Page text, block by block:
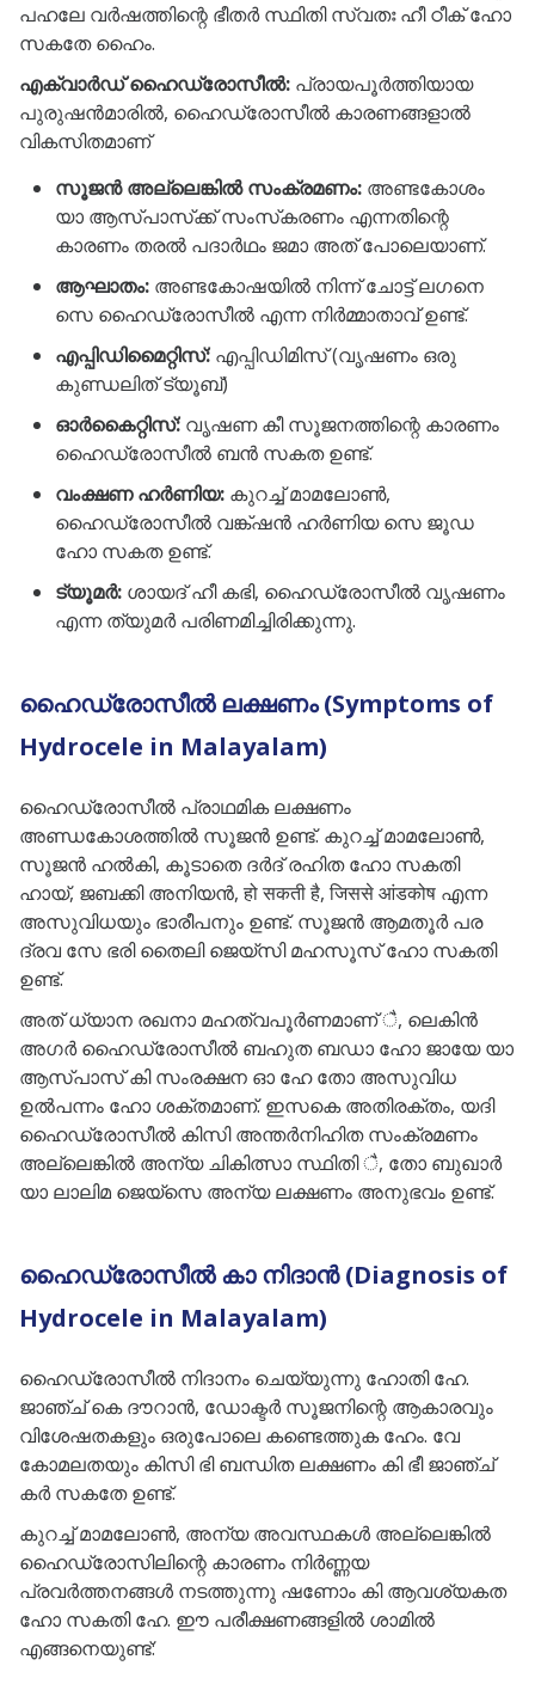
പഹലേ വർഷത്തിന്റെ ഭീതർ സ്ഥിതി സ്വതഃ ഹീ ഠീക് ഹോ
സകതേ ഹൈം.
എക്വാർഡ് ഹൈഡ്രോസീൽ: പ്രായപൂർത്തിയായ
പുരുഷൻമാരിൽ, ഹൈഡ്രോസീൽ കാരണങ്ങളാൽ
വികസിതമാണ്
സൂജൻ അല്ലെങ്കിൽ സംക്രമണം: അണ്ടകോശം
യാ ആസ്‌പാസ്‌ക്ക് സംസ്‌കരണം എന്നതിന്റെ
കാരണം തരൽ പദാർഥം ജമാ അത് പോലെയാണ്.
ആഘാതം: അണ്ടകോഷയിൽ നിന്ന് ചോട്ട് ലഗനെ
സെ ഹൈഡ്രോസീൽ എന്ന നിർമ്മാതാവ് ഉണ്ട്.
എപ്പിഡിമൈറ്റിസ്: എപ്പിഡിമിസ് (വൃഷണം ഒരു
കുണ്ഡലിത് ട്യൂബ്)
ഓർകൈറ്റിസ്: വൃഷണ കീ സൂജനത്തിന്റെ കാരണം
ഹൈഡ്രോസീൽ ബൻ സകത ഉണ്ട്.
വംക്ഷണ ഹർണിയ: കുറച്ച് മാമലോൺ,
ഹൈഡ്രോസീൽ വങ്ക്ഷൻ ഹർണിയ സെ ജൂഡ
ഹോ സകത ഉണ്ട്.
ട്യൂമർ: ശായദ് ഹീ കഭി, ഹൈഡ്രോസീൽ വൃഷണം
എന്ന ത്യുമർ പരിണമിച്ചിരിക്കുന്നു.
ഹൈഡ്രോസീൽ ലക്ഷണം (Symptoms of
Hydrocele in Malayalam)
ഹൈഡ്രോസീൽ പ്രാഥമിക ലക്ഷണം
അണ്ഡകോശത്തിൽ സൂജൻ ഉണ്ട്. കുറച്ച് മാമലോൺ,
സൂജൻ ഹൽകി, കൂടാതെ ദർദ് രഹിത ഹോ സകതി
ഹായ്, ജബക്കി അനിയൻ, हो सकती है, जिससे आंडकोष എന്ന
അസുവിധയും ഭാരീപനും ഉണ്ട്. സൂജൻ ആമതൂർ പര
ദ്രവ സേ ഭരി തൈലി ജെയ്സി മഹസൂസ് ഹോ സകതി
ഉണ്ട്.
അത് ധ്യാന രഖനാ മഹത്വപൂർണമാണ് ै, ലെകിൻ
അഗർ ഹൈഡ്രോസീൽ ബഹുത ബഡാ ഹോ ജായേ യാ
ആസ്പാസ് കി സംരക്ഷന ഓ ഹേ തോ അസുവിധ
ഉൽപന്നം ഹോ ശക്തമാണ്. ഇസകെ അതിരക്തം, യദി
ഹൈഡ്രോസീൽ കിസി അന്തർനിഹിത സംക്രമണം
അല്ലെങ്കിൽ അന്യ ചികിത്സാ സ്ഥിതി ै, തോ ബുഖാർ
യാ ലാലിമ ജെയ്‌സെ അന്യ ലക്ഷണം അനുഭവം ഉണ്ട്.
ഹൈഡ്രോസീൽ കാ നിദാൻ (Diagnosis of
Hydrocele in Malayalam)
ഹൈഡ്രോസീൽ നിദാനം ചെയ്യുന്നു ഹോതി ഹേ.
ജാഞ്ച് കെ ദൗറാൻ, ഡോക്ടർ സൂജനിന്റെ ആകാരവും
വിശേഷതകളും ഒരുപോലെ കണ്ടെത്തുക ഹേം. വേ
കോമലതയും കിസി ഭി ബന്ധിത ലക്ഷണം കി ഭീ ജാഞ്ച്
കർ സകതേ ഉണ്ട്.
കുറച്ച് മാമലോൺ, അന്യ അവസ്ഥകൾ അല്ലെങ്കിൽ
ഹൈഡ്രോസിലിന്റെ കാരണം നിർണ്ണയ
പ്രവർത്തനങ്ങൾ നടത്തുന്നു ഷണോം കി ആവശ്യകത
ഹോ സകതി ഹേ. ഈ പരീക്ഷണങ്ങളിൽ ശാമിൽ
എങ്ങനെയുണ്ട്: